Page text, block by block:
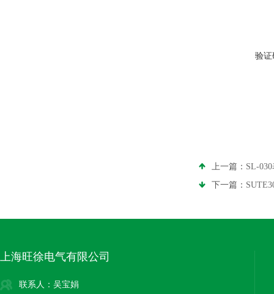
验证
上一篇： SL-
下一篇：
上海旺徐电气有限公司
联系人：吴宝娟